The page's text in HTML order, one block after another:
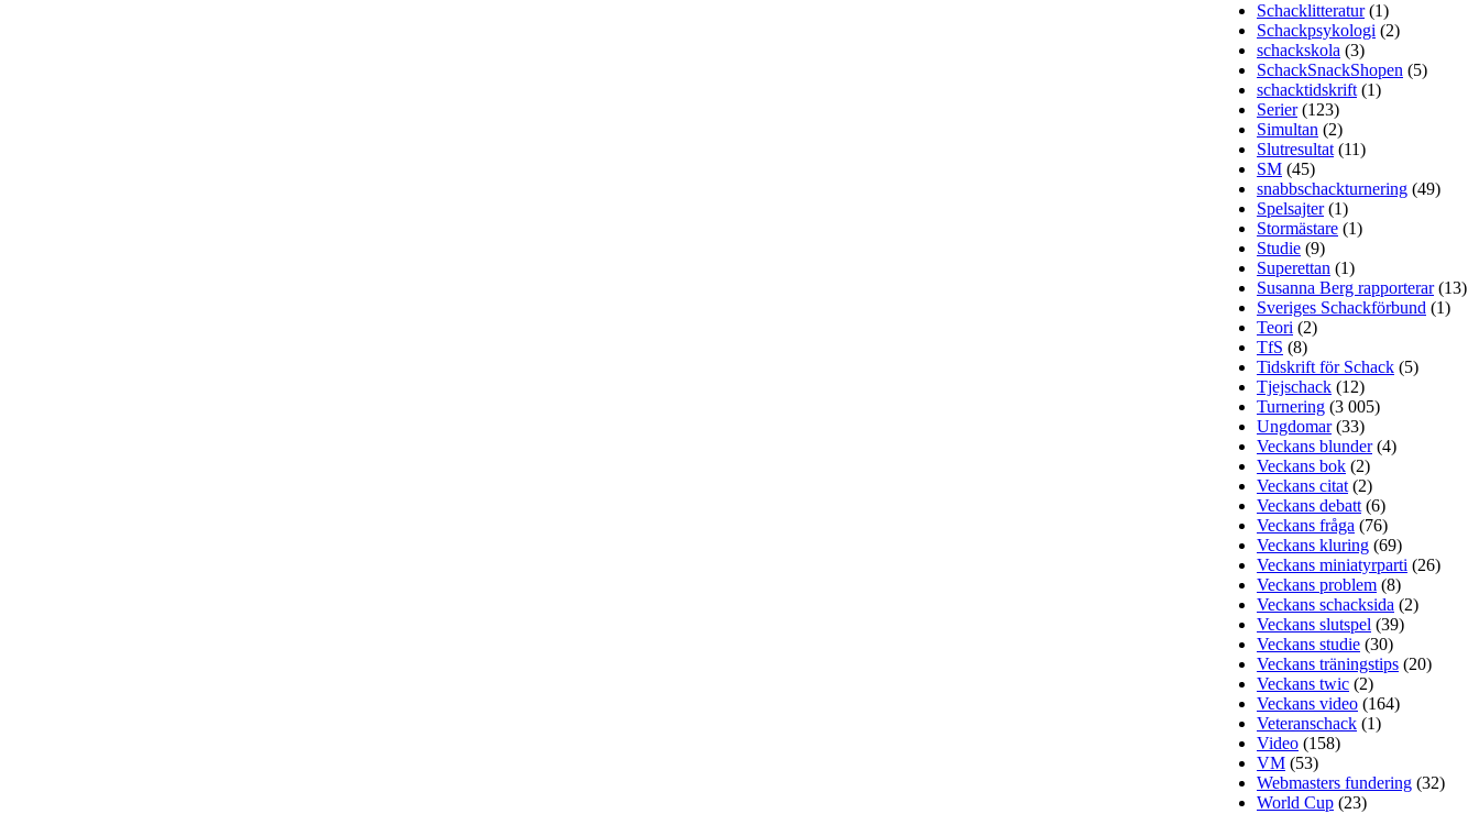
Schacklitteratur(1)
Schackpsykologi (2)
schackskola (3)
SchackSnackShopen (5)
schacktidskrift (1)
Serier(123)
Simultan (2)
Slutresultat (11)
SM (45)
snabbschackturnering (49)
Spelsajter(1)
Stormästare (1)
Studie (9)
Superettan (1)
Susanna Berg rapporterar(13)
Sveriges Schackförbund (1)
Teori (2)
TfS (8)
Tidskrift för Schack (5)
Tjejschack (12)
Turnering (3 005)
Ungdomar(33)
Veckans blunder(4)
Veckans bok (2)
Veckans citat (2)
Veckans debatt (6)
Veckans fråga (76)
Veckans kluring (69)
Veckans miniatyrparti (26)
Veckans problem (8)
Veckans schacksida (2)
Veckans slutspel (39)
Veckans studie (30)
Veckans träningstips (20)
Veckans twic (2)
Veckans video (164)
Veteranschack (1)
Video (158)
VM (53)
Webmasters fundering (32)
World Cup (23)